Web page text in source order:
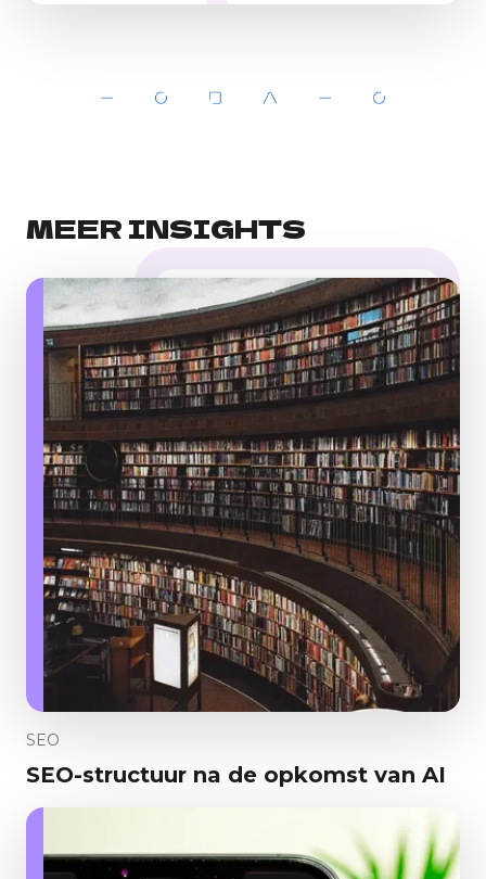
MEER INSIGHTS
SEO
SEO-structuur na de opkomst van AI